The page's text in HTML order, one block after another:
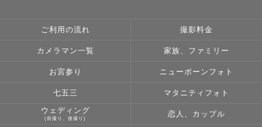
🌸haruについて
愛知県出身、埼玉県在住、これまで関東４県（東京・神奈
ラマンです🍀
ご利用の流れ 撮影料金
カメラマン一覧 家族、ファミリー
お宮参り ニューボーンフォト
七五三 マタニティフォト
ウェディング
(前撮り、後撮り)
恋人、カップル